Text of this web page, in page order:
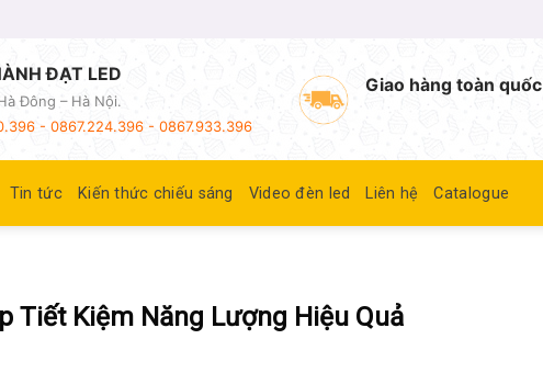
ĐẠT LED
Đông – Hà Nội.
- 0867.224.396 - 0867.933.396
Giao hàng toàn quốc
Tin tức Kiến thức chiếu sáng Video đèn led Liên hệ Catalogue
Tiết Kiệm Năng Lượng Hiệu Quả